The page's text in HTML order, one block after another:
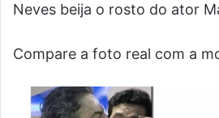
Neves beija o rosto do ator
Compare a foto real com a